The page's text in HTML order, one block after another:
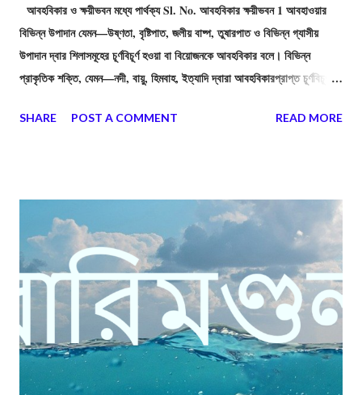
আবহবিকার ও ক্ষয়ীভবন মধ্যে পার্থক্য Sl. No. আবহবিকার ক্ষয়ীভবন 1 আবহাওয়ার
বিভিন্ন উপাদান যেমন—উষ্ণতা, বৃষ্টিপাত, জলীয় বাষ্প, তুষারপাত ও বিভিন্ন গ্যাসীয়
উপাদান দ্বার শিলাসমূহের চূর্ণবিচূর্ণ হওয়া বা বিয়োজনকে আবহবিকার বলে। বিভিন্ন
প্রাকৃতিক শক্তি, যেমন—নদী, বায়ু, হিমবাহ, ইত্যাদি দ্বারা আবহবিকারপ্রাপ্ত চূর্ণবিচূর্ণ
আকৃতি, খনিজের আণবিক সজ্জা প্রভৃতি) পরিবর্তন ঘটে । ক্ষয়ীভবনের ফলে ভূমিরূপের
শুরু হতে পারে না। 4 আবহবিকারের ফলে চূর্ণবিচূর্ণ শিলাসমূহ শিলাস্তর থেকে বিচ্ছিন্ন হয়ে
মূল শিলাস্তরের ওপরেই অবস্থান করে। ক্ষয়ীভবনের ফলে আবহবিকার প্রাপ্ত শিলাচূর্ণ
স্থানান্তরি...
SHARE POST A COMMENT READ MORE